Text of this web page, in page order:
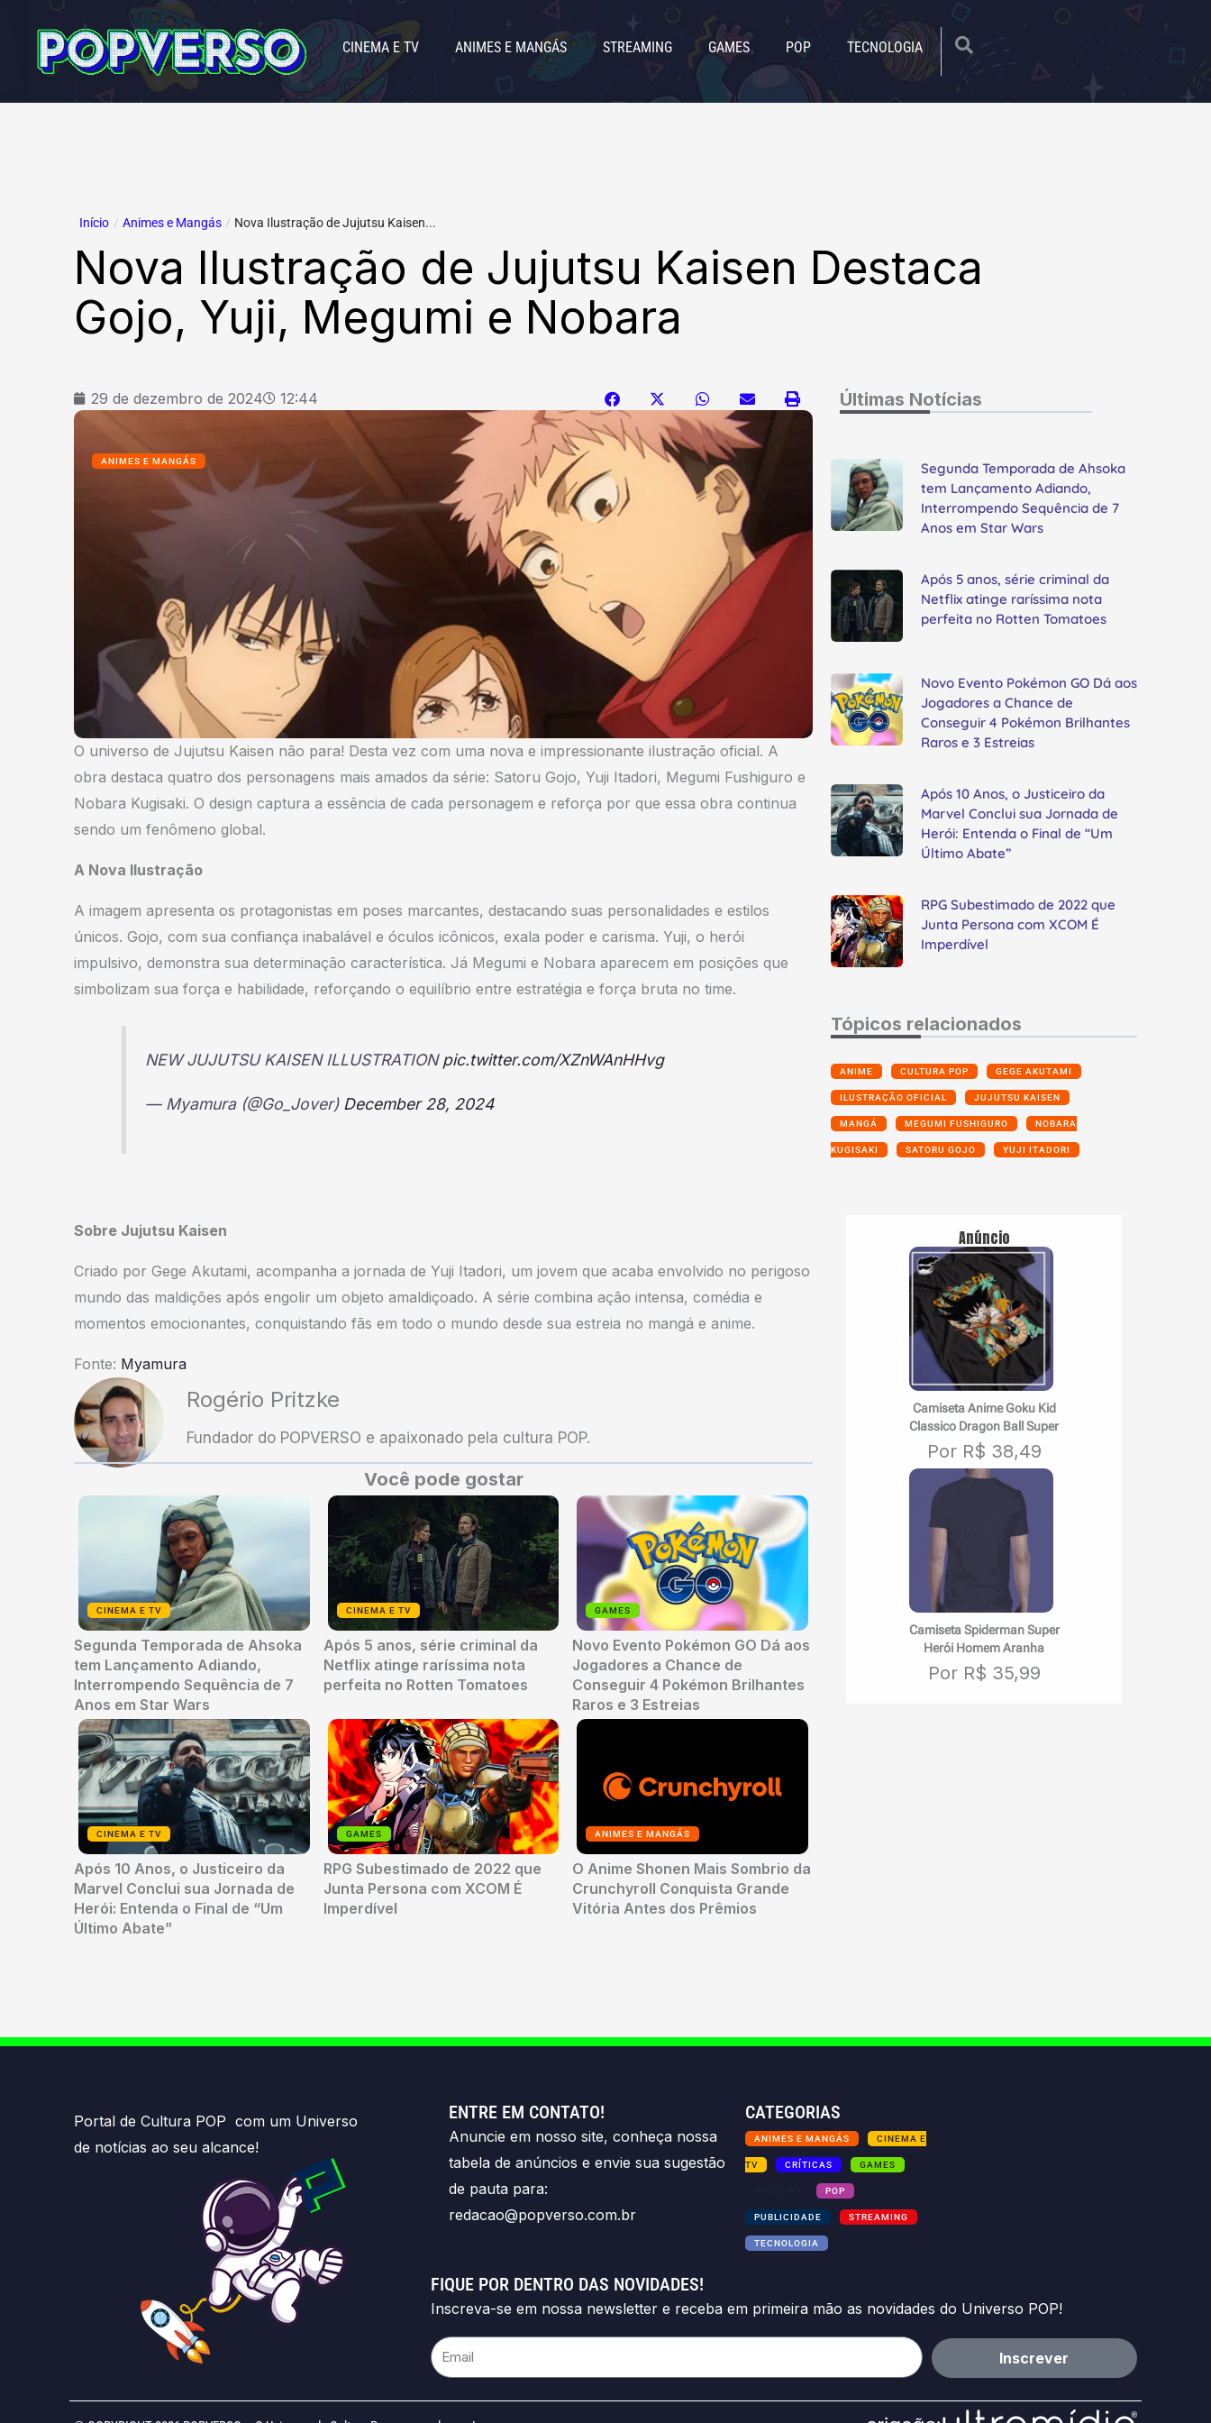
CINEMA E TV ANIMES E MANGÁS STREAMING GAMES POP TECNOLOGIA
Início / Animes e Mangás / Nova Ilustração de Jujutsu Kaisen...
Nova Ilustração de Jujutsu Kaisen Destaca
Gojo, Yuji, Megumi e Nobara
29 de dezembro de 2024 12:44
ANIMES E MANGÁS
O universo de Jujutsu Kaisen não para! Desta vez com uma nova e impressionante ilustração oficial. A
obra destaca quatro dos personagens mais amados da série: Satoru Gojo, Yuji Itadori, Megumi Fushiguro e
Nobara Kugisaki. O design captura a essência de cada personagem e reforça por que essa obra continua
sendo um fenômeno global.
A Nova Ilustração
A imagem apresenta os protagonistas em poses marcantes, destacando suas personalidades e estilos
únicos. Gojo, com sua confiança inabalável e óculos icônicos, exala poder e carisma. Yuji, o herói
impulsivo, demonstra sua determinação característica. Já Megumi e Nobara aparecem em posições que
simbolizam sua força e habilidade, reforçando o equilíbrio entre estratégia e força bruta no time.
NEW JUJUTSU KAISEN ILLUSTRATIONpic.twitter.com/XZnWAnHHvg
— Myamura (@Go_Jover) December 28, 2024
Sobre Jujutsu Kaisen
Criado por Gege Akutami, acompanha a jornada de Yuji Itadori, um jovem que acaba envolvido no perigoso
mundo das maldições após engolir um objeto amaldiçoado. A série combina ação intensa, comédia e
momentos emocionantes, conquistando fãs em todo o mundo desde sua estreia no mangá e anime.
Fonte: Myamura
Rogério Pritzke
Fundador do POPVERSO e apaixonado pela cultura POP.
Você pode gostar
CINEMA E TV
Segunda Temporada de Ahsoka
tem Lançamento Adiando,
Interrompendo Sequência de 7
Anos em Star Wars
CINEMA E TV
Após 5 anos, série criminal da
Netflix atinge raríssima nota
perfeita no Rotten Tomatoes
GAMES
Novo Evento Pokémon GO Dá aos
Jogadores a Chance de
Conseguir 4 Pokémon Brilhantes
Raros e 3 Estreias
CINEMA E TV
Após 10 Anos, o Justiceiro da
Marvel Conclui sua Jornada de
Herói: Entenda o Final de “Um
Último Abate”
GAMES
RPG Subestimado de 2022 que
Junta Persona com XCOM É
Imperdível
ANIMES E MANGÁS
O Anime Shonen Mais Sombrio da
Crunchyroll Conquista Grande
Vitória Antes dos Prêmios
Últimas Notícias
Segunda Temporada de Ahsoka
tem Lançamento Adiando,
Interrompendo Sequência de 7
Anos em Star Wars
Após 5 anos, série criminal da
Netflix atinge raríssima nota
perfeita no Rotten Tomatoes
Novo Evento Pokémon GO Dá aos
Jogadores a Chance de
Conseguir 4 Pokémon Brilhantes
Raros e 3 Estreias
Após 10 Anos, o Justiceiro da
Marvel Conclui sua Jornada de
Herói: Entenda o Final de “Um
Último Abate”
RPG Subestimado de 2022 que
Junta Persona com XCOM É
Imperdível
Tópicos relacionados
ANIME CULTURA POP GEGE AKUTAMI
ILUSTRAÇÃO OFICIAL JUJUTSU KAISEN
MANGÁ MEGUMI FUSHIGURO NOBARA
KUGISAKI SATORU GOJO YUJI ITADORI
Anúncio
Camiseta Anime Goku Kid
Classico Dragon Ball Super
Por R$ 38,49
Camiseta Spiderman Super
Herói Homem Aranha
Por R$ 35,99
Portal de Cultura POP com um Universo
de notícias ao seu alcance!
ENTRE EM CONTATO!
Anuncie em nosso site, conheça nossa
tabela de anúncios e envie sua sugestão
de pauta para:
redacao@popverso.com.br
CATEGORIAS
ANIMES E MANGÁS CINEMA E
TV CRÍTICAS GAMES
POP
PUBLICIDADE STREAMING
TECNOLOGIA
FIQUE POR DENTRO DAS NOVIDADES!
Inscreva-se em nossa newsletter e receba em primeira mão as novidades do Universo POP!
Email
Inscrever